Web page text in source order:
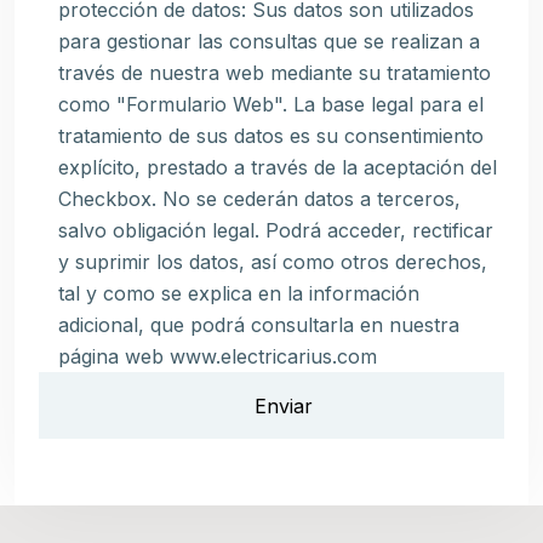
protección de datos: Sus datos son utilizados
para gestionar las consultas que se realizan a
través de nuestra web mediante su tratamiento
como "Formulario Web". La base legal para el
tratamiento de sus datos es su consentimiento
explícito, prestado a través de la aceptación del
Checkbox. No se cederán datos a terceros,
salvo obligación legal. Podrá acceder, rectificar
y suprimir los datos, así como otros derechos,
tal y como se explica en la información
adicional, que podrá consultarla en nuestra
página web www.electricarius.com